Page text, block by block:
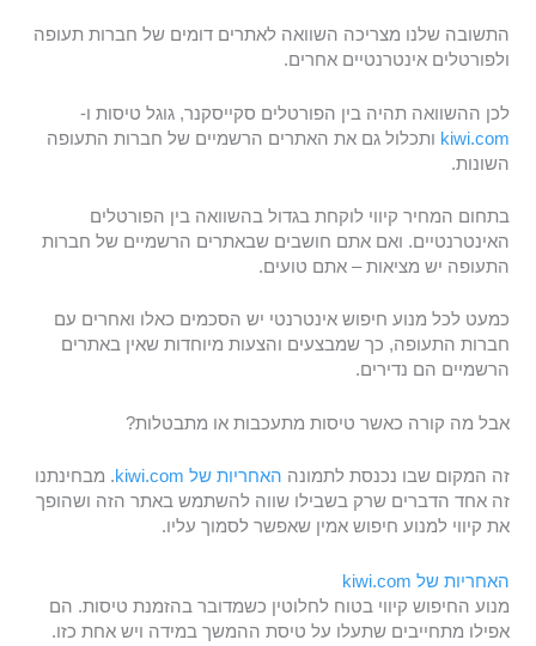
התשובה שלנו מצריכה השוואה לאתרים דומים של חברות תעופה
ולפורטלים אינטרנטיים אחרים.
לכן ההשוואה תהיה בין הפורטלים סקייסקנר, גוגל טיסות ו-
kiwi.com ותכלול גם את האתרים הרשמיים של חברות התעופה
השונות.
בתחום המחיר קיווי לוקחת בגדול בהשוואה בין הפורטלים
האינטרנטיים. ואם אתם חושבים שבאתרים הרשמיים של חברות
התעופה יש מציאות – אתם טועים.
כמעט לכל מנוע חיפוש אינטרנטי יש הסכמים כאלו ואחרים עם
חברות התעופה, כך שמבצעים והצעות מיוחדות שאין באתרים
הרשמיים הם נדירים.
אבל מה קורה כאשר טיסות מתעכבות או מתבטלות?
זה המקום שבו נכנסת לתמונה האחריות של kiwi.com
. מבחינתנו
זה אחד הדברים שרק בשבילו שווה להשתמש באתר הזה ושהופך
את קיווי למנוע חיפוש אמין שאפשר לסמוך עליו.
האחריות של kiwi.com
מנוע החיפוש קיווי בטוח לחלוטין כשמדובר בהזמנת טיסות. הם
אפילו מתחייבים שתעלו על טיסת ההמשך במידה ויש אחת כזו.